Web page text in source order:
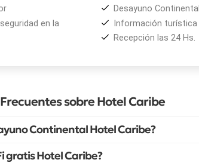
en la
Desayuno Continental
Información turística
Recepción las 24 Hs.
sobre Hotel Caribe
Continental Hotel Caribe?
gratis Hotel Caribe?